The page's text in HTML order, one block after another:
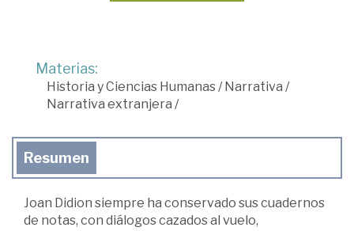
Materias:
Historia y Ciencias Humanas/Narrativa /
Narrativa extranjera /
Resumen
Joan Didion siempre ha conservado sus cuadernos
de notas, con diálogos cazados al vuelo,